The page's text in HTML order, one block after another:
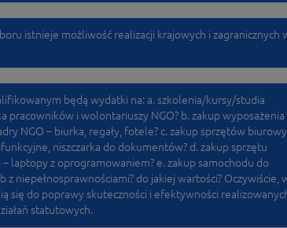
istnieje możliwość realizacji krajowych i zagranicznych
będą wydatki na: a. szkolenia/kursy/studia
pracowników i wolontariuszy NGO? b. zakup wyposażenia
NGO – biurka, regały, fotele? c. zakup sprzętów
niszczarka do dokumentów? d. zakup sprzętu
laptopy z oprogramowaniem? e. zakup samochodu do
z niepełnosprawnościami? do jakiej wartości? Oczywiście,
się do poprawy skuteczności i efektywności
statutowych.